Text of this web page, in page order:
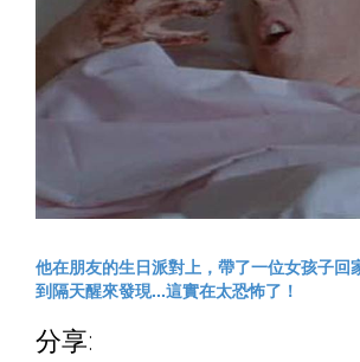
他在朋友的生日派對上，帶了一位女孩子回
到隔天醒來發現...這實在太恐怖了！
分享: